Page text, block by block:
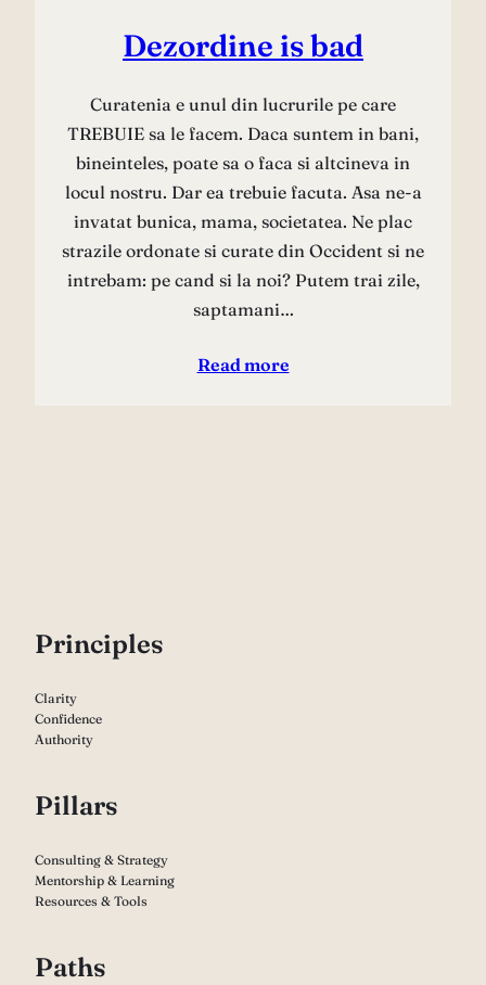
Dezordine is bad
Curatenia e unul din lucrurile pe care
TREBUIE sa le facem. Daca suntem in bani,
bineinteles, poate sa o faca si altcineva in
locul nostru. Dar ea trebuie facuta. Asa ne-a
invatat bunica, mama, societatea. Ne plac
strazile ordonate si curate din Occident si ne
intrebam: pe cand si la noi? Putem trai zile,
saptamani…
Read more
Principles
Clarity
Confidence
Authority
Pillars
Consulting & Strategy
Mentorship & Learning
Resources & Tools
Paths